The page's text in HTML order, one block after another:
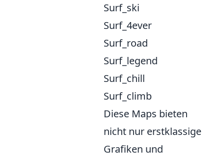
Surf_ski
Surf_4ever
Surf_road
Surf_legend
Surf_chill
Surf_climb
Diese Maps bieten
nicht nur erstklassige
Grafiken und